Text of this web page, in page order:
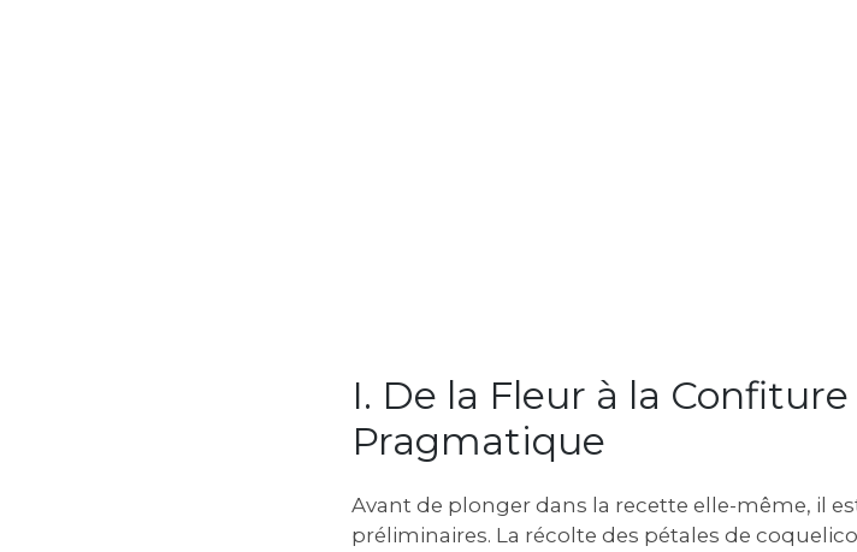
I. De la Fleur à la
Pragmatique
Avant de plonger dans la recette elle-même‚ il
préliminaires. La récolte des pétales de